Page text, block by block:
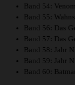
Band 54: Venom
Band 55:
Band 56: Das
Band 57: Das
Band 58: Jahr
Band 59: Jahr
Band 60: